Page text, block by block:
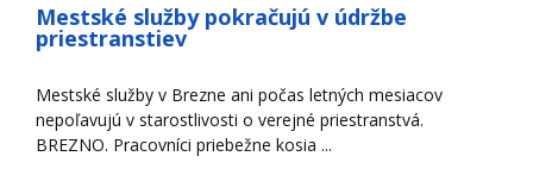
Mestské služby pokračujú v údržbe
priestranstiev
Mestské služby v Brezne ani počas letných mesiacov
nepoľavujú v starostlivosti o verejné priestranstvá.
BREZNO. Pracovníci priebežne kosia ...